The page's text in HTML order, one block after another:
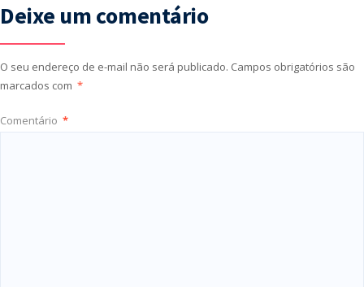
Deixe um comentário
O seu endereço de e-mail não será publicado. Campos obrigatórios são
marcados com *
Comentário *